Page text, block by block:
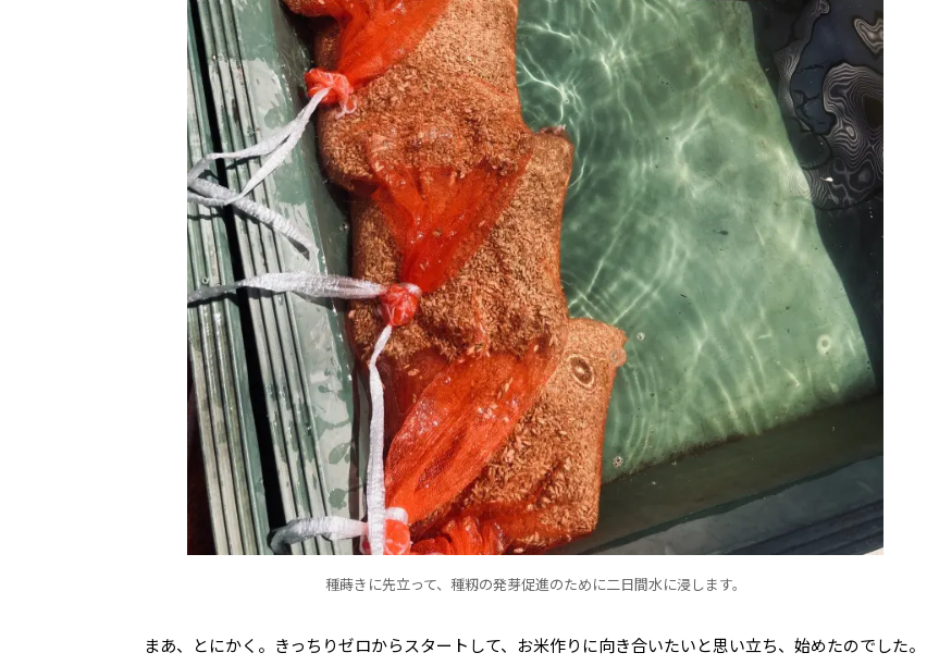
種蒔きに先立って、種籾の発芽促進のために二日間水に浸します。
まあ、とにかく。きっちりゼロからスタートして、お米作りに向き合いたいと思い立ち、始めたのでした。